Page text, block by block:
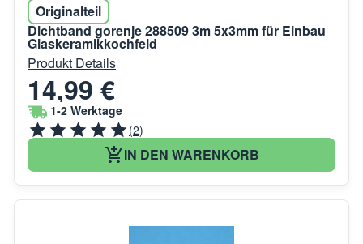
Originalteil
Dichtband gorenje 288509 3m 5x3mm für Einbau
Glaskeramikkochfeld
Produkt Details
14,99 €
1-2 Werktage
(2)
IN DEN WARENKORB